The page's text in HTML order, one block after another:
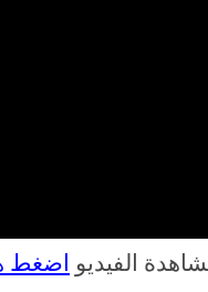
الفيديو اضغط